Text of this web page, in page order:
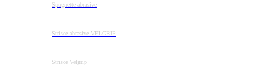
Spugnette abrasive
Strisce abrasive VELGRIP
Strisce Velgrip